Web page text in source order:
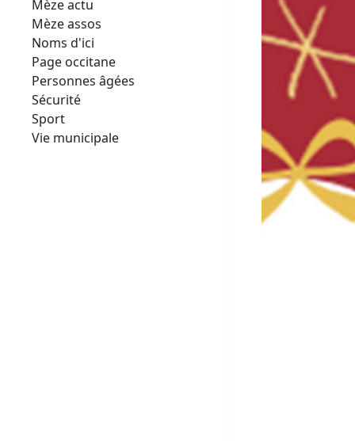
Mèze actu
Mèze assos
Noms d'ici
Page occitane
Personnes âgées
Sécurité
Sport
Vie municipale